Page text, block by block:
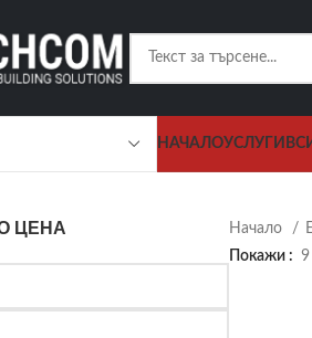
НАЧАЛОУСЛУГИ
ЦЕНА Начало
Покажи
9